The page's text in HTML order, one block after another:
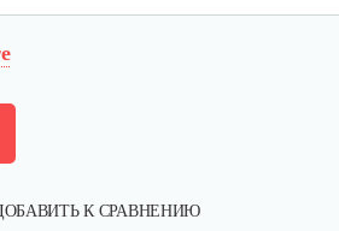
К СРАВНЕНИЮ